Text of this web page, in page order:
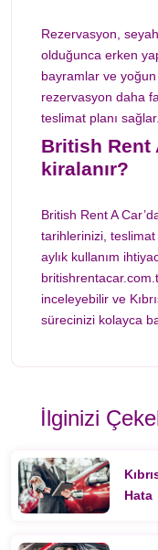
Rezervasyon,
olduğunca erken
bayramlar ve
rezervasyon daha
teslimat planı sağlar.
British Rent
kiralanır?
British Rent A
tarihlerinizi, teslimat
aylık kullanım
inceleyebilir ve
sürecinizi kolayca
İlginizi
Hata